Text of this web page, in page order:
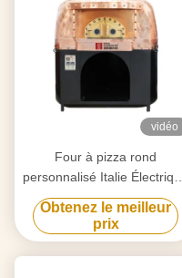
vidéo
Four à pizza rond
personnalisé Italie Électrique
Gaz 500℃ Haute
température
Obtenez le meilleur
prix